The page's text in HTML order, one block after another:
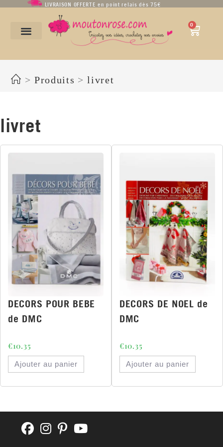
LIVRAISON OFFERTE en point relais dès 75€
0
> Produits > livret
livret
DECORS POUR BEBE
de DMC
€10.35
Ajouter au panier
DECORS DE NOEL de
DMC
€10.35
Ajouter au panier